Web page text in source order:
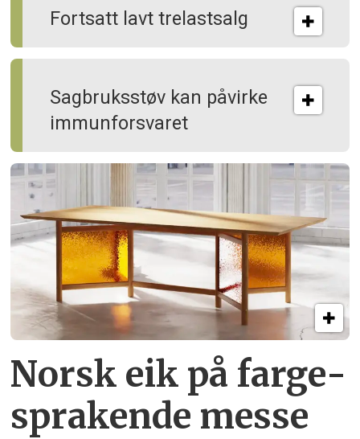
Fortsatt lavt trelastsalg
Sagbruksstøv kan på­virke
immun­forsvaret
Norsk eik på farge­
sprakende messe